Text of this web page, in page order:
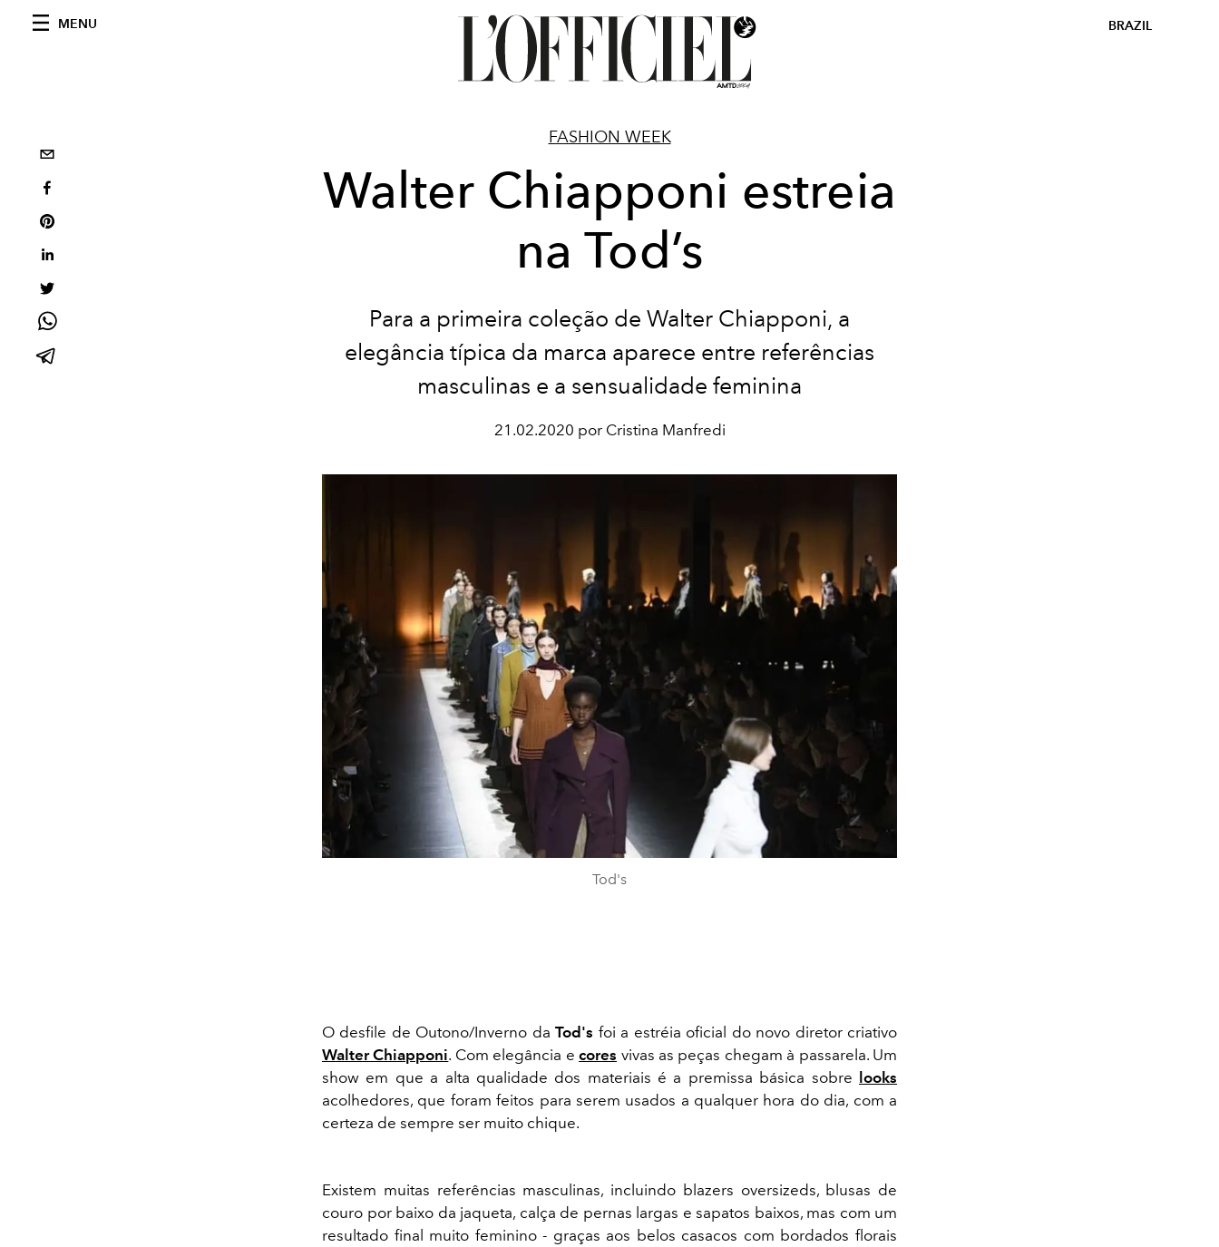
MENU BRAZIL
FASHION WEEK
Walter Chiapponi estreia
na Tod’s
Para a primeira coleção de Walter Chiapponi, a
elegância típica da marca aparece entre referências
masculinas e a sensualidade feminina
21.02.2020 por Cristina Manfredi
Tod's
O desfile de Outono/Inverno daTod's foi a estréia oficial do novo diretor criativo
Walter Chiapponi. Com elegância ecores vivas as peças chegam à passarela. Um
show em que a alta qualidade dos materiais é a premissa básica sobre looks
acolhedores, que foram feitos para serem usados a qualquer hora do dia, com a
certeza de sempre ser muito chique.
Existem muitas referências masculinas, incluindo blazers oversizeds, blusas de
couro por baixo da jaqueta, calça de pernas largas e sapatos baixos, mas com um
resultado final muito feminino - graças aos belos casacos com bordados florais